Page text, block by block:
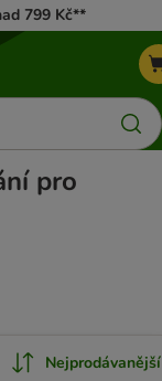
799 Kč**
pro
Nejprodávanější